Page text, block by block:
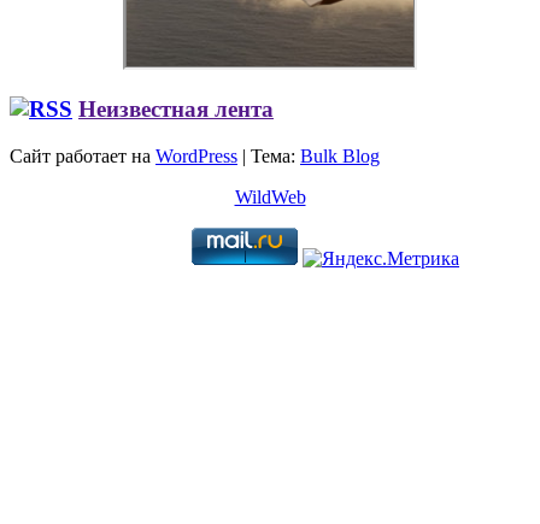
Неизвестная лента
Сайт работает на WordPress | Тема: Bulk Blog
WildWeb